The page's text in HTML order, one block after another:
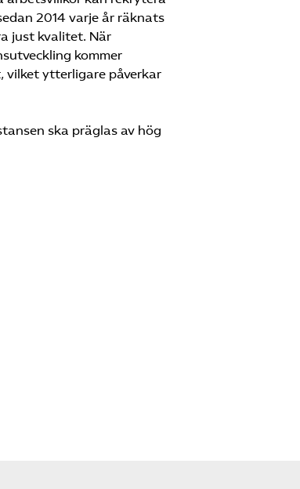
2014 varje år räknats
just kvalitet. När
kommer
vilket ytterligare påverkar
ska präglas av hög